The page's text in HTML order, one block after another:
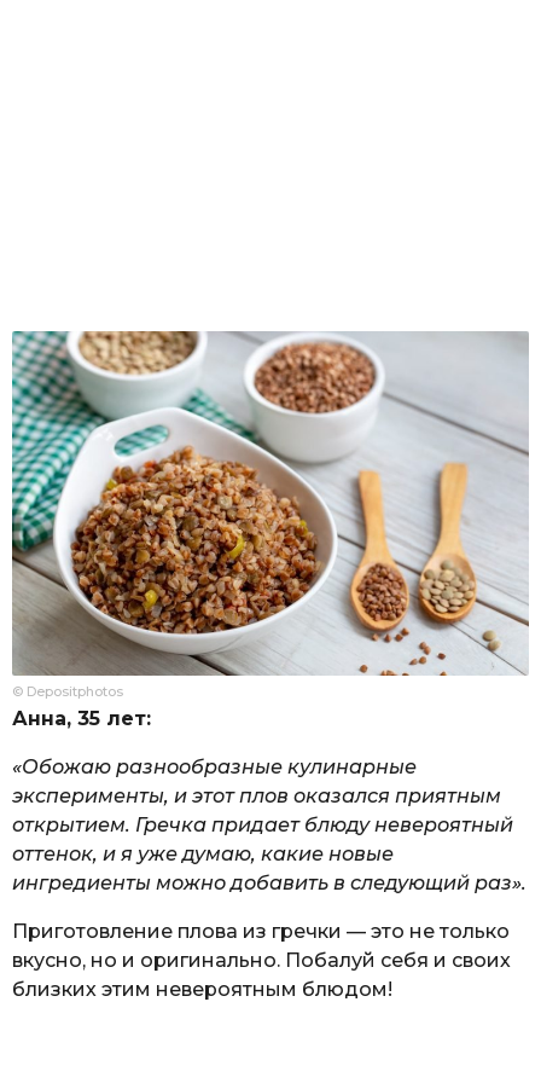
© Depositphotos
Анна, 35 лет:
«Обожаю разнообразные кулинарные
эксперименты, и этот плов оказался приятным
открытием. Гречка придает блюду невероятный
оттенок, и я уже думаю, какие новые
ингредиенты можно добавить в следующий раз».
Приготовление плова из гречки — это не только
вкусно, но и оригинально. Побалуй себя и своих
близких этим невероятным блюдом!